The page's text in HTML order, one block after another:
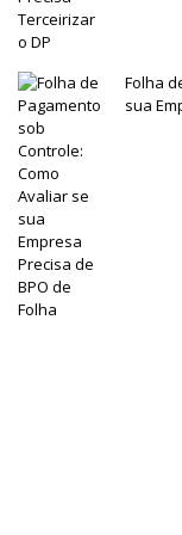
Folha
sua